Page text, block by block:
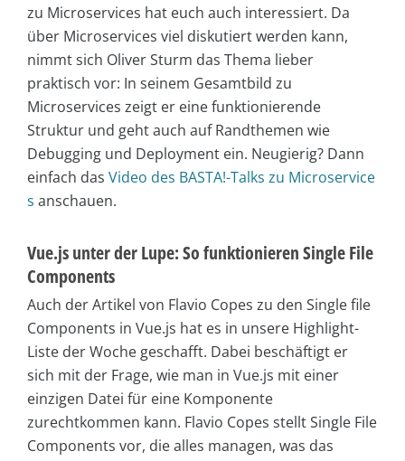
zu Microservices hat euch auch interessiert. Da
über Microservices viel diskutiert werden kann,
nimmt sich Oliver Sturm das Thema lieber
praktisch vor: In seinem Gesamtbild zu
Microservices zeigt er eine funktionierende
Struktur und geht auch auf Randthemen wie
Debugging und Deployment ein. Neugierig? Dann
einfach das Video des BASTA!-Talks zu Microservice
s anschauen.
Vue.js unter der Lupe: So funktionieren Single File
Components
Auch der Artikel von Flavio Copes zu den Single file
Components in Vue.js hat es in unsere Highlight-
Liste der Woche geschafft. Dabei beschäftigt er
sich mit der Frage, wie man in Vue.js mit einer
einzigen Datei für eine Komponente
zurechtkommen kann. Flavio Copes stellt Single File
Components vor, die alles managen, was das